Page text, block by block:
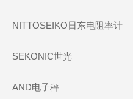
NITTOSEIKO日东电阻率计
SEKONIC世光
AND电子秤